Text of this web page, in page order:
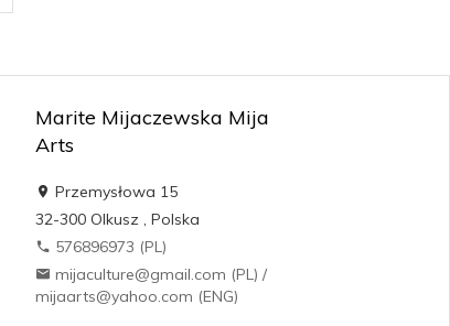
Marite Mijaczewska Mija
Arts
Przemysłowa 15
32-300 Olkusz, Polska
576896973 (PL)
mijaculture@gmail.com (PL) /
mijaarts@yahoo.com (ENG)